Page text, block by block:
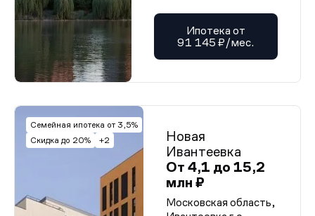
Ипотека от
91 145 ₽/мес.
Семейная ипотека от 3,5%
Скидка до 20%
+2
Новая
Ивантеевка
От 4,1 до 15,2
млн ₽
Московская область,